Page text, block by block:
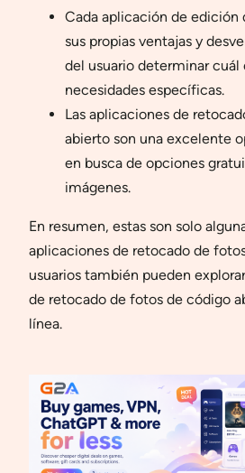
Cada aplicación de edición
sus propias ventajas y
del usuario determinar cuál
necesidades específicas.
Las aplicaciones de
abierto son una excelente
en busca de opciones
imágenes.
En resumen, estas son solo
aplicaciones de retocado de
usuarios también pueden
de retocado de fotos de código
línea.